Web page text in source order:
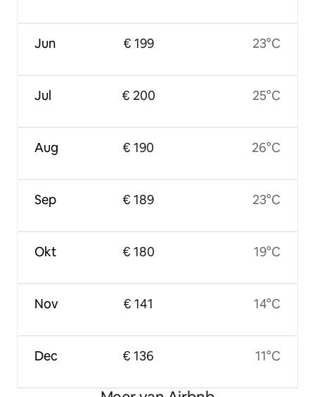
Jun
Jul
Aug
Sep
Okt
Nov
Dec
€ 199
€ 200
€ 190
€ 189
€ 180
€ 141
€ 136
23°C
25°C
26°C
23°C
19°C
14°C
11°C